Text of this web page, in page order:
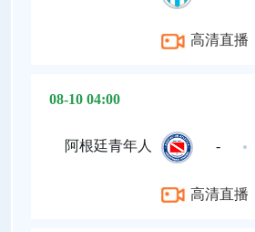
高清直播
08-10 04:00
阿根廷青年人 -
高清直播